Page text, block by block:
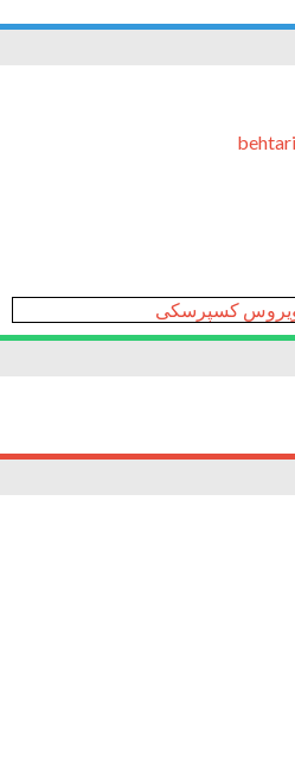
ویروس کسپرسکی